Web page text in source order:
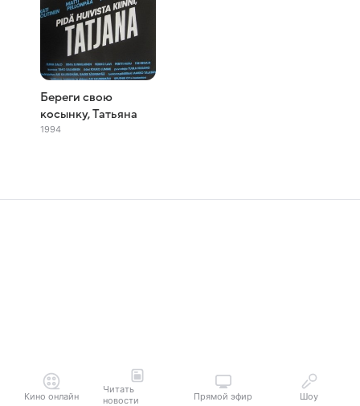
Береги свою
косынку, Татьяна
1994
Кино онлайн
Читать
новости
Прямой эфир Шоу